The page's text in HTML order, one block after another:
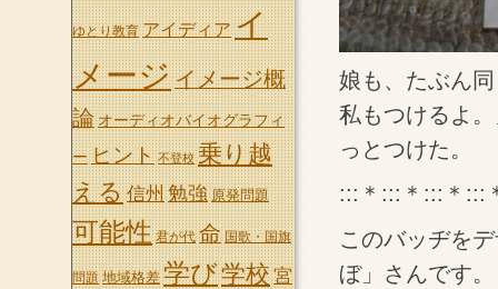
娘も、たぶん
私もつけるよ
っとつけた。
:::＊:::＊:::＊:::
このバッヂを
ぼ」さんです。
ゆとり教育 アイディア イ
メージ イメージ概
論 オーディオバイオグラフィ
ー ヒント 不登校 乗り越
える信州 勉強 原発問題
可能性 君が代 命 国歌・国旗
問題 地域格差 学び学校 宮